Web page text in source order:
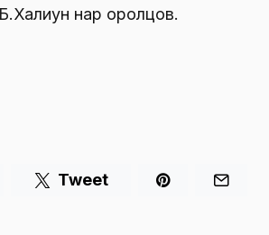
нар оролцов.
Tweet